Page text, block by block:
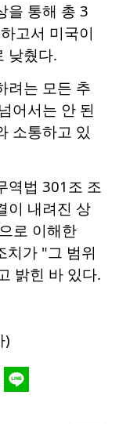
을 통해 총 3
고서 미국이
낮췄다.
려는 모든 추
어서는 안 된
소통하고 있
역법 301조 조
이 내려진 상
로 이해한
치가 "그 범위
밝힌 바 있다.
)